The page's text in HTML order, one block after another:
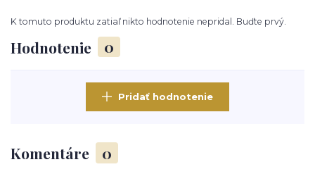
Hodnotenie 0
K tomuto produktu zatiaľ nikto hodnotenie nepridal. Buďte prvý.
Pridať hodnotenie
Komentáre 0